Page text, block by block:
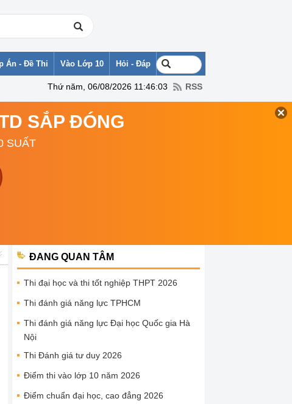
Án - Đề Thi Vào Lớp 10 Hỏi - Đáp
Thứ năm, 06/08/2026 11:46:03 RSS
SẮP ĐÓNG
SUẤT
ĐANG QUAN TÂM
Thi đại học và thi tốt nghiệp THPT 2026
Thi đánh giá năng lực TPHCM
Thi đánh giá năng lực Đại học Quốc gia Hà
Nội
Thi Đánh giá tư duy 2026
Điểm thi vào lớp 10 năm 2026
Điểm chuẩn đại học, cao đẳng 2026